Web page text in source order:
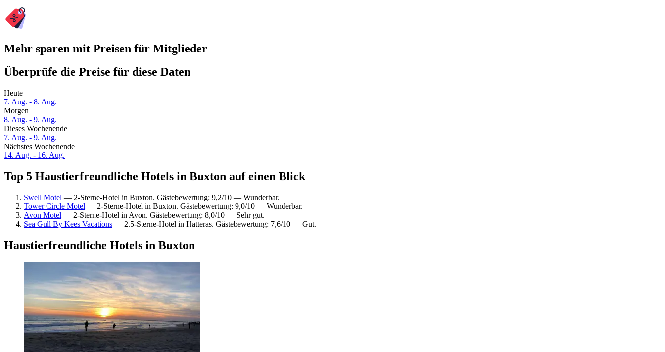
Mehr sparen mit Preisen für Mitglieder
Überprüfe die Preise für diese Daten
Heute
7. Aug. - 8. Aug.
Morgen
8. Aug. - 9. Aug.
Dieses Wochenende
7. Aug. - 9. Aug.
Nächstes Wochenende
14. Aug. - 16. Aug.
Top 5 Haustierfreundliche Hotels in Buxton auf einen Blick
Swell Motel — 2-Sterne-Hotel in Buxton. Gästebewertung: 9,2/10 — Wunderbar.
Tower Circle Motel — 2-Sterne-Hotel in Buxton. Gästebewertung: 9,0/10 — Wunderbar.
Avon Motel — 2-Sterne-Hotel in Avon. Gästebewertung: 8,0/10 — Sehr gut.
Sea Gull By Kees Vacations — 2.5-Sterne-Hotel in Hatteras. Gästebewertung: 7,6/10 — Gut.
Haustierfreundliche Hotels in Buxton